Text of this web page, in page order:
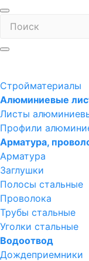
Стройматериалы
Алюминиевые
Листы
Профили
Арматура,
Арматура
Заглушки
Полосы стальные
Проволока
Трубы стальные
Уголки стальные
Водоотвод
Дождеприемники